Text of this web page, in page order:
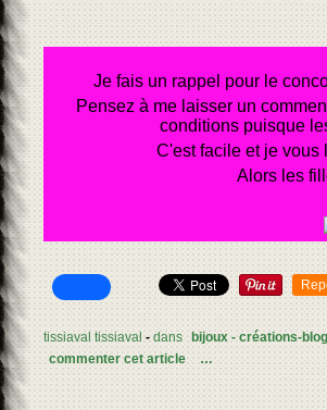
Je fais un rappel pour le
Pensez à me laisser un
conditions puisque
C'est facile et je vous
Alors les
tissiaval tissiaval - dans bijoux - créations-blog
commenter cet article
…